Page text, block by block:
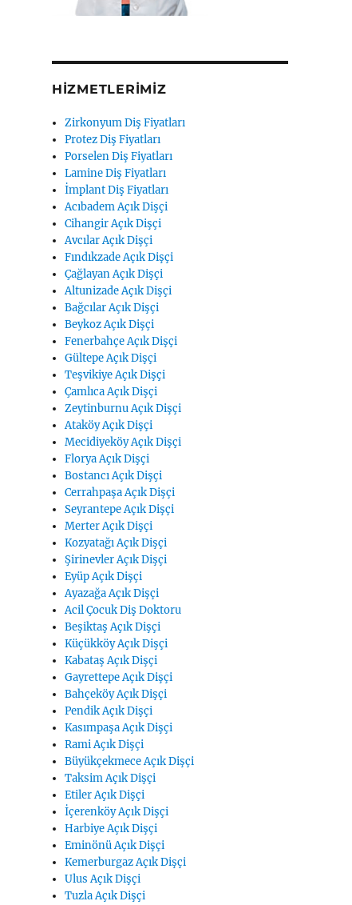
HIZMETLERIMIZ
Zirkonyum Diş Fiyatları
Protez Diş Fiyatları
Porselen Diş Fiyatları
Lamine Diş Fiyatları
İmplant Diş Fiyatları
Acıbadem Açık Dişçi
Cihangir Açık Dişçi
Avcılar Açık Dişçi
Fındıkzade Açık Dişçi
Çağlayan Açık Dişçi
Altunizade Açık Dişçi
Bağcılar Açık Dişçi
Beykoz Açık Dişçi
Fenerbahçe Açık Dişçi
Gültepe Açık Dişçi
Teşvikiye Açık Dişçi
Çamlıca Açık Dişçi
Zeytinburnu Açık Dişçi
Ataköy Açık Dişçi
Mecidiyeköy Açık Dişçi
Florya Açık Dişçi
Bostancı Açık Dişçi
Cerrahpaşa Açık Dişçi
Seyrantepe Açık Dişçi
Merter Açık Dişçi
Kozyatağı Açık Dişçi
Şirinevler Açık Dişçi
Eyüp Açık Dişçi
Ayazağa Açık Dişçi
Acil Çocuk Diş Doktoru
Beşiktaş Açık Dişçi
Küçükköy Açık Dişçi
Kabataş Açık Dişçi
Gayrettepe Açık Dişçi
Bahçeköy Açık Dişçi
Pendik Açık Dişçi
Kasımpaşa Açık Dişçi
Rami Açık Dişçi
Büyükçekmece Açık Dişçi
Taksim Açık Dişçi
Etiler Açık Dişçi
İçerenköy Açık Dişçi
Harbiye Açık Dişçi
Eminönü Açık Dişçi
Kemerburgaz Açık Dişçi
Ulus Açık Dişçi
Tuzla Açık Dişçi